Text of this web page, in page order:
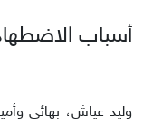
أسباب
وليد عياش، بهائي